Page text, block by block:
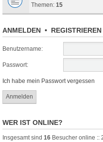
Themen: 15
ANMELDEN • REGISTRIEREN
Benutzername:
Passwort:
Ich habe mein Passwort vergessen
WER IST ONLINE?
Insgesamt sind 16 Besucher online ::